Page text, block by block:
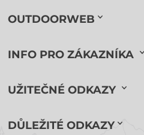
OUTDOORWEB
INFO PRO ZÁKAZNÍKA
UŽITEČNÉ ODKAZY
DŮLEŽITÉ ODKAZY